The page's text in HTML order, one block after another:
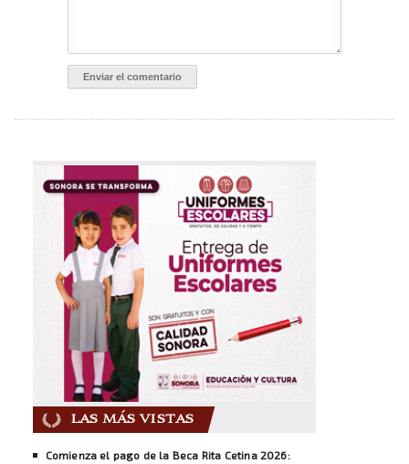
LAS MÁS VISTAS
Comienza el pago de la Beca Rita Cetina 2026: